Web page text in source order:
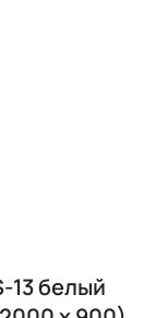
13 белый